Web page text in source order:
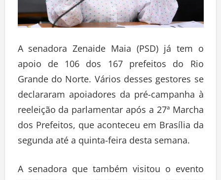
A senadora Zenaide Maia (PSD) já tem o
apoio de 106 dos 167 prefeitos do Rio
Grande do Norte. Vários desses gestores se
declararam apoiadores da pré-campanha à
reeleição da parlamentar após a 27ª Marcha
dos Prefeitos, que aconteceu em Brasília da
segunda até a quinta-feira desta semana.
A senadora que também visitou o evento